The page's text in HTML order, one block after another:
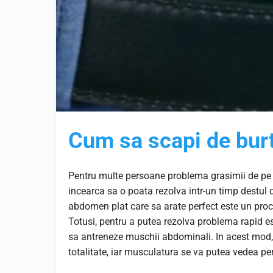
Cum sa scapi de
Pentru multe persoane problema grasimii de
incearca sa o poata rezolva intr-un timp
abdomen plat care sa arate perfect este un
Totusi, pentru a putea rezolva problema rapid
sa antreneze muschii abdominali. In acest
totalitate, iar musculatura se va putea vedea